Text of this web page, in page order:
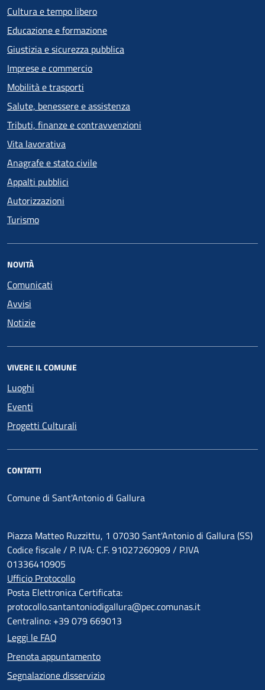
Cultura e tempo libero
Educazione e formazione
Giustizia e sicurezza pubblica
Imprese e commercio
Mobilità e trasporti
Salute, benessere e assistenza
Tributi, finanze e contravvenzioni
Vita lavorativa
Anagrafe e stato civile
Appalti pubblici
Autorizzazioni
Turismo
NOVITÀ
Comunicati
Avvisi
Notizie
VIVERE IL COMUNE
Luoghi
Eventi
Progetti Culturali
CONTATTI
Comune di Sant'Antonio di Gallura
Piazza Matteo Ruzzittu, 1 07030 Sant'Antonio di Gallura (SS)
Codice fiscale / P. IVA: C.F. 91027260909 / P.IVA
01336410905
Ufficio Protocollo
Posta Elettronica Certificata:
protocollo.santantoniodigallura@pec.comunas.it
Centralino: +39 079 669013
Leggi le FAQ
Prenota appuntamento
Segnalazione disservizio